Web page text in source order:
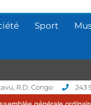
Sport
R.D. Congo 243